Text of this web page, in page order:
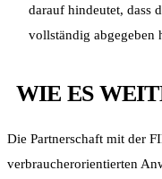
darauf hindeutet, dass
vollständig abgegeben
WIE ES
Die Partnerschaft mit der
verbraucherorientierten